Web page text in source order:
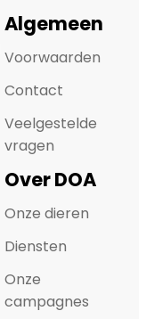
Algemeen
Voorwaarden
Contact
Veelgestelde
vragen
Over DOA
Onze dieren
Diensten
Onze
campagnes